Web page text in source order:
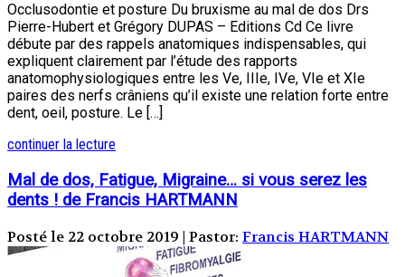
Occlusodontie et posture Du bruxisme au mal de dos Drs
Pierre-Hubert et Grégory DUPAS – Editions Cd Ce livre
débute par des rappels anatomiques indispensables, qui
expliquent clairement par l’étude des rapports
anatomophysiologiques entre les Ve, IIIe, IVe, VIe et XIe
paires des nerfs crâniens qu’il existe une relation forte entre
dent, oeil, posture. Le […]
continuer la lecture
Mal de dos, Fatigue, Migraine… si vous serez les
dents ! de Francis HARTMANN
Posté le 22 octobre 2019 | Pastor: Francis HARTMANN